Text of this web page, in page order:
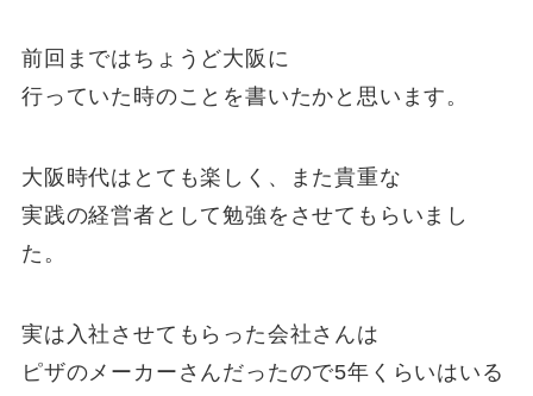
前回まではちょうど大阪に
行っていた時のことを書いたかと思います。
大阪時代はとても楽しく、また貴重な
実践の経営者として勉強をさせてもらいまし
た。
実は入社させてもらった会社さんは
ピザのメーカーさんだったので5年くらいはいる